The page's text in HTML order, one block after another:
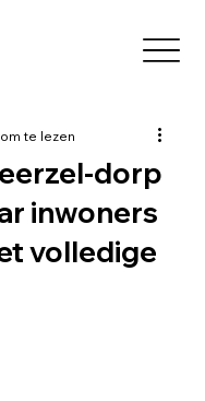
dorp
inwoners
volledige
te lezen